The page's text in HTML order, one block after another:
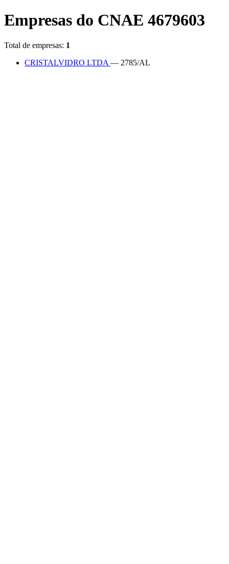
Empresas do CNAE 4679603
Total de empresas: 1
CRISTALVIDRO LTDA — 2785/AL